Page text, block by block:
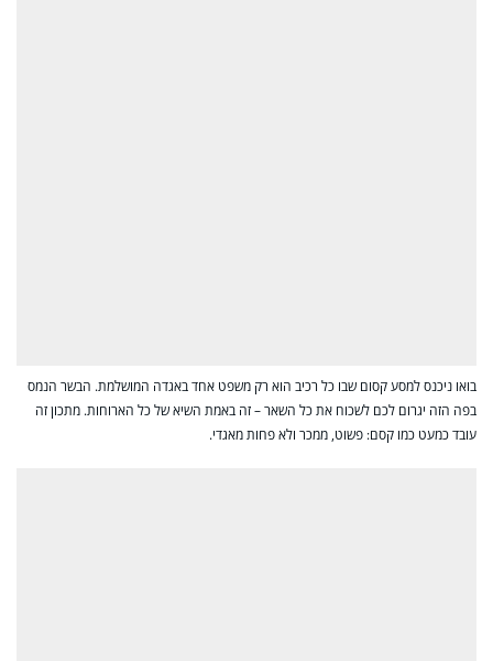
בואו ניכנס למסע קסום שבו כל רכיב הוא רק משפט אחד באגדה המושלמת. הבשר הנמס
בפה הזה יגרום לכם לשכוח את כל השאר – זה באמת השיא של כל הארוחות. מתכון זה
עובד כמעט כמו קסם: פשוט, ממכר ולא פחות מאגדי.